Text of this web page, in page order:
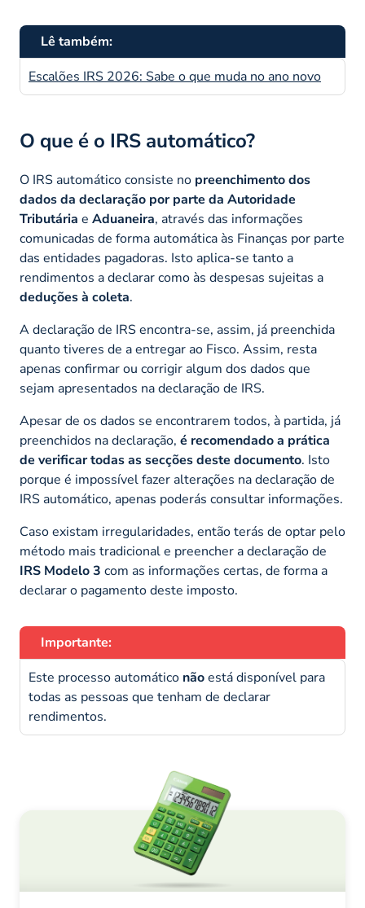
Lê também:
Escalões IRS 2026: Sabe o que muda no ano novo
O que é o IRS automático?
O IRS automático consiste no preenchimento dos
dados da declaração por parte da Autoridade
Tributária e Aduaneira, através das informações
comunicadas de forma automática às Finanças por parte
das entidades pagadoras. Isto aplica-se tanto a
rendimentos a declarar como às despesas sujeitas a
deduções à coleta.
A declaração de IRS encontra-se, assim, já preenchida
quanto tiveres de a entregar ao Fisco. Assim, resta
apenas confirmar ou corrigir algum dos dados que
sejam apresentados na declaração de IRS.
Apesar de os dados se encontrarem todos, à partida, já
preenchidos na declaração, é recomendado a prática
de verificar todas as secções deste documento. Isto
porque é impossível fazer alterações na declaração de
IRS automático, apenas poderás consultar informações.
Caso existam irregularidades, então terás de optar pelo
método mais tradicional e preencher a declaração de
IRS Modelo 3 com as informações certas, de forma a
declarar o pagamento deste imposto.
Importante:
Este processo automático nãoestá disponível para
todas as pessoas que tenham de declarar
rendimentos.